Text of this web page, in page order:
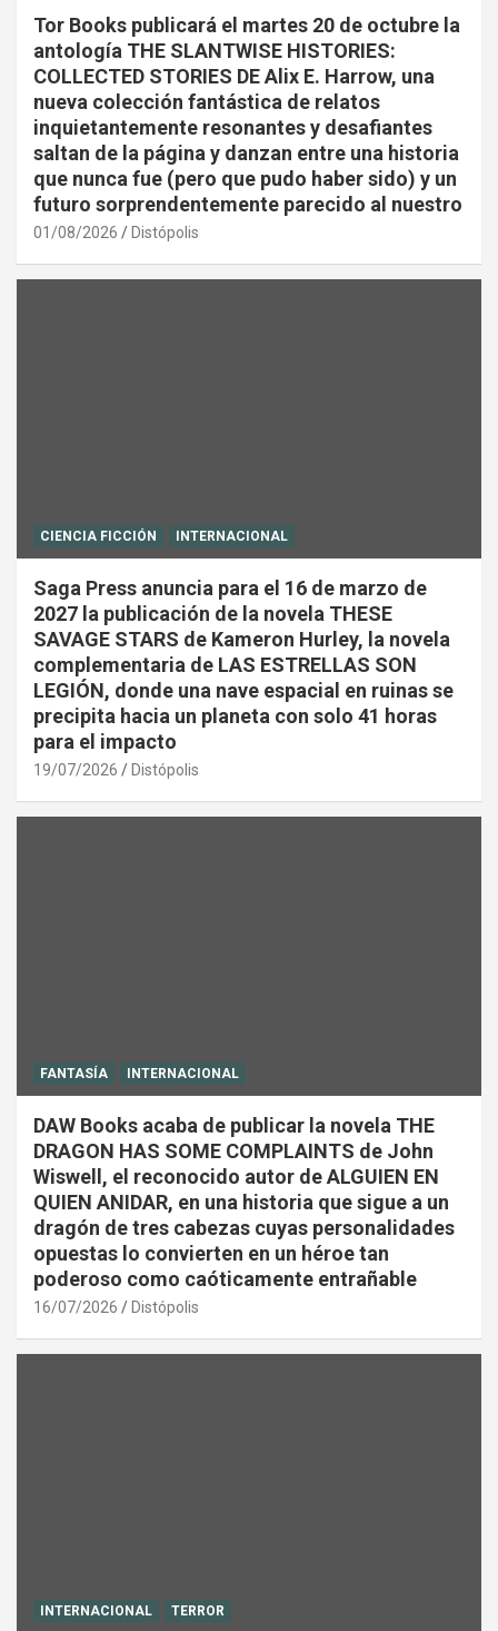
Tor Books publicará el martes 20 de octubre la
antología THE SLANTWISE HISTORIES:
COLLECTED STORIES DE Alix E. Harrow, una
nueva colección fantástica de relatos
inquietantemente resonantes y desafiantes
saltan de la página y danzan entre una historia
que nunca fue (pero que pudo haber sido) y un
futuro sorprendentemente parecido al nuestro
01/08/2026 Distópolis
CIENCIA FICCIÓN INTERNACIONAL
Saga Press anuncia para el 16 de marzo de
2027 la publicación de la novela THESE
SAVAGE STARS de Kameron Hurley, la novela
complementaria de LAS ESTRELLAS SON
LEGIÓN, donde una nave espacial en ruinas se
precipita hacia un planeta con solo 41 horas
para el impacto
19/07/2026 Distópolis
FANTASÍA INTERNACIONAL
DAW Books acaba de publicar la novela THE
DRAGON HAS SOME COMPLAINTS de John
Wiswell, el reconocido autor de ALGUIEN EN
QUIEN ANIDAR, en una historia que sigue a un
dragón de tres cabezas cuyas personalidades
opuestas lo convierten en un héroe tan
poderoso como caóticamente entrañable
16/07/2026 Distópolis
INTERNACIONAL TERROR